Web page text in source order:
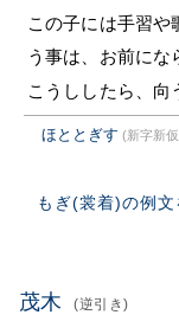
この子には手習や
う事は、お前に
こうししたら、向
ほととぎす (新字新
もぎ(裳着)の例文
茂木 (逆引き)